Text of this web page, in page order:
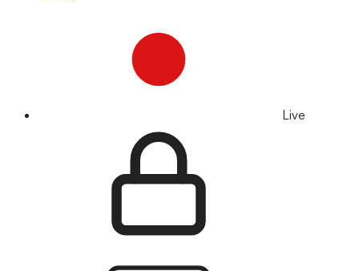
Live